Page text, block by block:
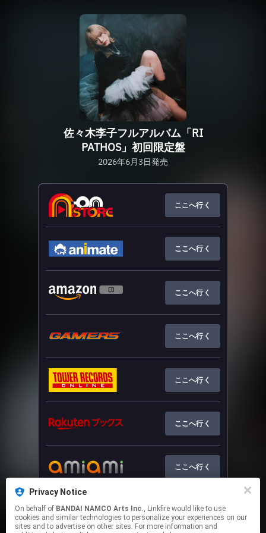
佐々木李子フルアルバム「RI
PATHOS」初回限定盤
2026年6月3日発売
ここへ行く
ここへ行く
ここへ行く
ここへ行く
ここへ行く
ここへ行く
ここへ行く
ここへ行く
Privacy Notice
On behalf of BANDAI NAMCO Arts Inc., Linkfire would like to use
cookies and similar technologies to personalize your experiences on our
sites and to advertise on other sites. For more information and